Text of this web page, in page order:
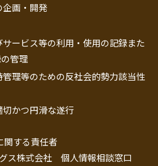
画・開発
ービス等の利用・使用の記録また
管理
理等のための反社会的勢力該当性
かつ円滑な遂行
関する責任者
ス株式会社 個人情報相談窓口